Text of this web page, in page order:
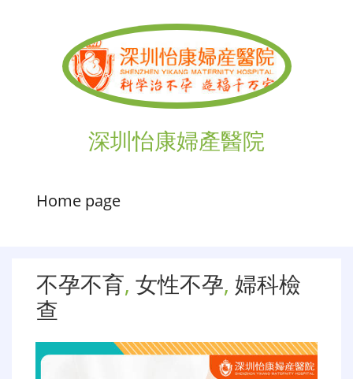
深圳怡康婦產醫院
Home page
不孕不育, 女性不孕, 婦科檢
查